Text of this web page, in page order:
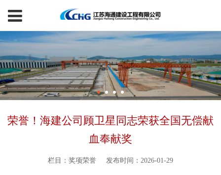
荣誉！海建公司顾卫星同志荣获全国无偿献
血奉献奖
栏目：奖项荣誉 发布时间：2026-01-29